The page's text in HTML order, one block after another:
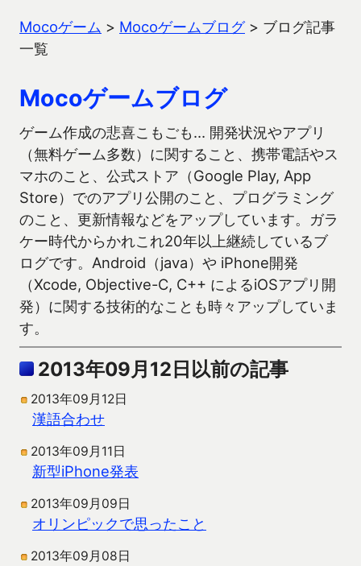
Mocoゲーム > Mocoゲームブログ> ブログ記事
一覧
Mocoゲームブログ
ゲーム作成の悲喜こもごも… 開発状況やアプリ
（無料ゲーム多数）に関すること、携帯電話やス
マホのこと、公式ストア（Google Play, App
Store）でのアプリ公開のこと、プログラミング
のこと、更新情報などをアップしています。ガラ
ケー時代からかれこれ20年以上継続しているブ
ログです。Android（java）や iPhone開発
（Xcode, Objective-C, C++ によるiOSアプリ開
発）に関する技術的なことも時々アップしていま
す。
2013年09月12日以前の記事
2013年09月12日
漢語合わせ
2013年09月11日
新型iPhone発表
2013年09月09日
オリンピックで思ったこと
2013年09月08日